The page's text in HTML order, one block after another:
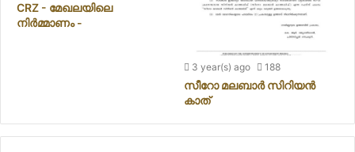
CRZ - മേഖലയിലെ
നിർമ്മാണം -
3 year(s) ago 188
സീറോ മലബാർ സിറിയൻ
കാത്